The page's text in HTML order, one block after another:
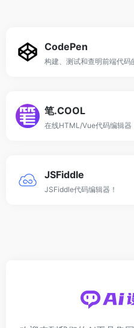
CodePen
构建、测试和查明前端代码
笔.COOL
在线HTML/Vue代码编辑器
JSFiddle
JSFiddle代码编辑器！